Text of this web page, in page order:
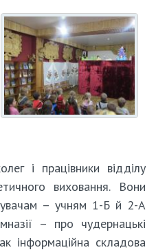
і працівники відділу
виховання. Вони
– учням 1-Б й 2-А
– про чудернацькі
інформаційна складова